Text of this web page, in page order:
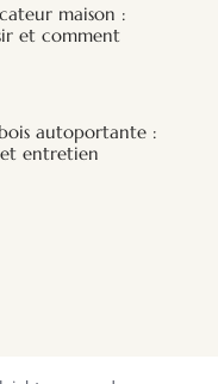
maison :
et comment
autoportante :
entretien